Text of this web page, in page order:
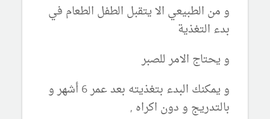
و من الطبيعي الا يتقبل الطفل الطعام في
بدء التغذية
و يحتاج الامر للصبر
و يمكنك البدء بتغذيته بعد عمر 6 أشهر و
بالتدريج و دون اكراه ,